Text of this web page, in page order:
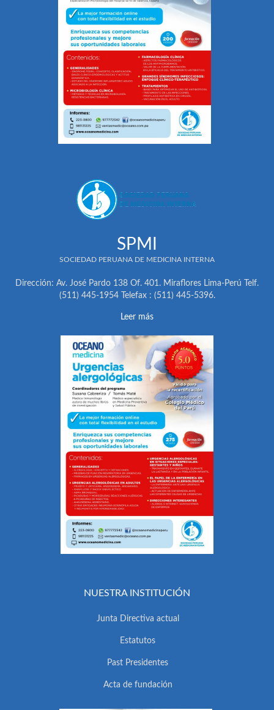
SPMI
SOCIEDAD PERUANA DE MEDICINA INTERNA
Dirección: Av. José Pardo 138 Of. 401. Miraflores Lima-Perú Telf.
(511) 445-1954 Telefax : (511) 445-5396.
Leer más
NUESTRA INSTITUCIÓN
Junta Directiva actual
Estatutos
Past Presidentes
Acta de fundación